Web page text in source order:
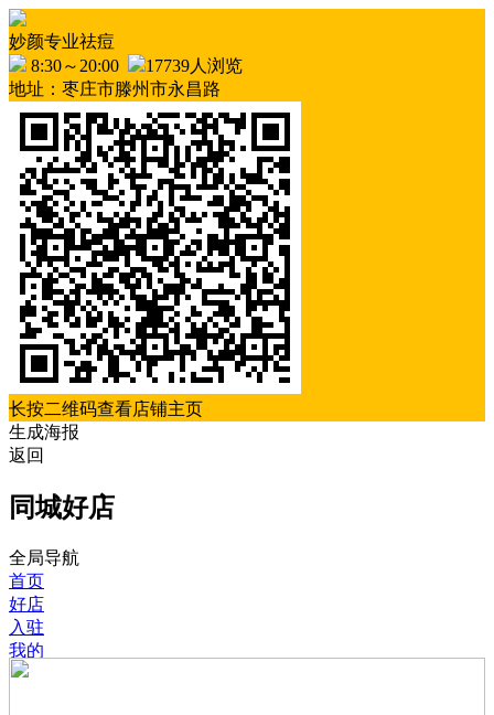
妙颜专业祛痘
8:30～20:00
17739人浏览
地址：枣庄市滕州市永昌路
长按二维码查看店铺主页
生成海报
返回
同城好店
全局导航
首页
好店
入驻
我的